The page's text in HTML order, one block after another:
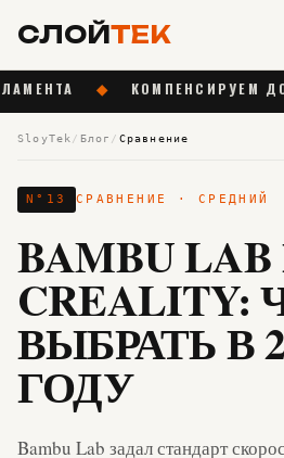
СЛОЙТЕК
◆ КОМПЕНСИРУЕМ ДОСТАВКУ
SloyTek / Блог / Сравнение
N° 13 СРАВНЕНИЕ · СРЕДНИЙ
BAMBU
CREALITY:
ВЫБРАТЬ В
ГОДУ
Bambu Lab задал стандарт